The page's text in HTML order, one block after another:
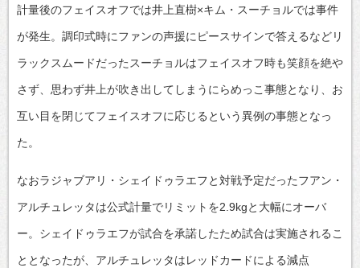
計量後のフェイスオフでは井上直樹×キム・スーチョルでは事件
が発生。調印式時にファンの声援にピースサインで答えるなどリ
ラックスムードだったスーチョルはフェイスオフ時も笑顔を絶や
さず、思わず井上が吹き出してしまうにらめっこ事態となり、お
互い目を閉じてフェイスオフに応じるという異例の事態となっ
た。
なおラジャブアリ・シェイドゥラエフと対戦予定だったフアン・
アルチュレッタは公式計量でリミットを2.9kgと大幅にオーバ
ー。シェイドゥラエフが試合を承諾したため試合は実施されるこ
ととなったが、アルチュレッタはレッドカードによる減点